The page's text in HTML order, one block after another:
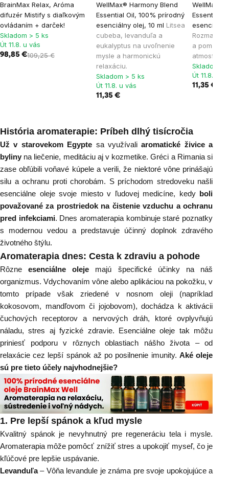
BrainMax Relax, Aróma
difuzér Mistify s diaľkovým
ovládaním + darček!
Skladom > 5 ks
Út 11.8. u vás
98,85 €109,25 €
WellMax® Harmony Blend
Essential Oil, 100% prírodný
esenciálny olej, 10 ml Litsea
cubeba, levanduľa a
eukalyptus na uvoľnenie
mysle a harmonickú
relaxáciu.
Skladom > 5 ks
Út 11.8. u vás
11,35 €
WellMax®
Essential
esenciálny
Rozmarín,
a
atmosféru
Skladom >
Út 11.8. u
11,35 €
História aromaterapie: Príbeh dlhý tisícročia
Už v starovekom Egypte sa využívaliaromatické živice a
byliny na liečenie, meditáciu aj v kozmetike. Gréci a Rimania si
zase obľúbili voňavé kúpele a verili, že niektoré vône prinášajú
silu a ochranu proti chorobám. S príchodom stredoveku našli
esenciálne oleje svoje miesto v ľudovej medicíne, kedy boli
považované za prostriedok na čistenie vzduchu a ochranu
pred infekciami. Dnes aromaterapia kombinuje staré poznatky
s modernou vedou a predstavuje účinný doplnok zdravého
životného štýlu.
Aromaterapia dnes: Cesta k zdraviu a pohode
Rôzneesenciálne oleje majú špecifické účinky na náš
organizmus. Vdychovaním vône alebo aplikáciou na pokožku, v
tomto prípade však zriedené v nosnom oleji (napríklad
kokosovom, mandľovom či jojobovom), dochádza k aktivácii
čuchových receptorov a nervových dráh, ktoré ovplyvňujú
náladu, stres aj fyzické zdravie. Esenciálne oleje tak môžu
priniesť podporu v rôznych oblastiach nášho života – od
relaxácie cez lepší spánok až po posilnenie imunity. Aké oleje
sú pre tieto účely najvhodnejšie?
1. Pre lepší spánok a kľud mysle
Kvalitný spánok je nevyhnutný pre regeneráciu tela i mysle.
Aromaterapia môže pomôcť znížiť stres a upokojiť myseľ, čo je
kľúčové pre lepšie uspávanie.
Levanduľa – Vôňa levandule je známa pre svoje upokojujúce a